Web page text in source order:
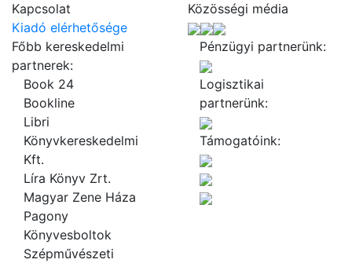
Kapcsolat
Kiadó elérhetősége
Közösségi média
Főbb kereskedelmi
partnerek:
Book 24
Bookline
Libri
Könyvkereskedelmi
Kft.
Líra Könyv Zrt.
Magyar Zene Háza
Pagony
Könyvesboltok
Szépművészeti
Pénzügyi partnerünk:
Logisztikai
partnerünk:
Támogatóink: